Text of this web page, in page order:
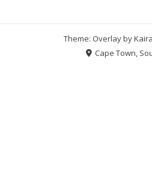
Theme: Overlay byKaira
Cape Town,